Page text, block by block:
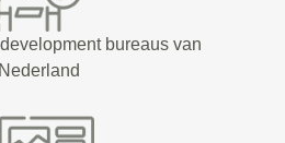
bureaus van
Nederland